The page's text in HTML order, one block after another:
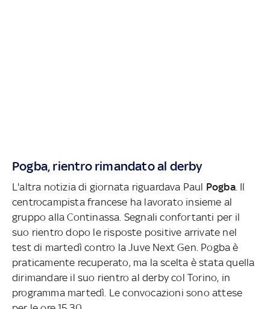
Pogba, rientro rimandato al derby
L'altra notizia di giornata riguardava Paul Pogba. Il
centrocampista francese ha lavorato insieme al
gruppo alla Continassa. Segnali confortanti per il
suo rientro dopo le risposte positive arrivate nel
test di martedì contro la Juve Next Gen. Pogba è
praticamente recuperato, ma la scelta è stata quella
dirimandare il suo rientro al derby col Torino, in
programma martedì. Le convocazioni sono attese